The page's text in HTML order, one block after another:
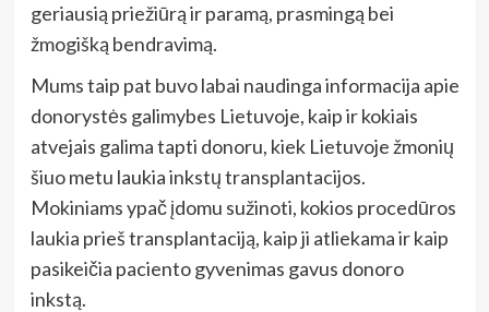
geriausią priežiūrą ir paramą, prasmingą bei
žmogišką bendravimą.
Mums taip pat buvo labai naudinga informacija apie
donorystės galimybes Lietuvoje, kaip ir kokiais
atvejais galima tapti donoru, kiek Lietuvoje žmonių
šiuo metu laukia inkstų transplantacijos.
Mokiniams ypač įdomu sužinoti, kokios procedūros
laukia prieš transplantaciją, kaip ji atliekama ir kaip
pasikeičia paciento gyvenimas gavus donoro
inkstą.